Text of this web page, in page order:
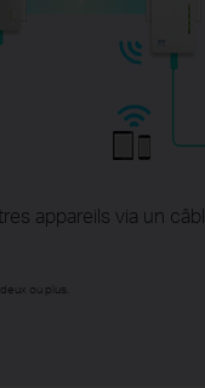
appareils via un
ou plus.